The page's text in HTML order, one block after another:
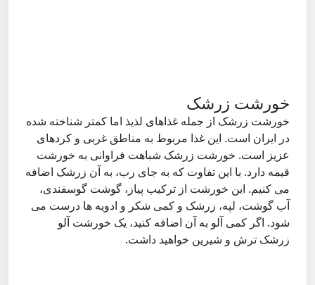
خورشت زرشک
خورشت زرشک از جمله غذاهای لذیذ اما کمتر شناخته شده
در ایران است. این غذا مربوط به مناطق غربی و کردهای
عزیز است. خورشت زرشک شباهت فراوانی به خورشت
قیمه دارد. با این تفاوت که به جای رب، به آن زرشک اضافه
می کنیم. این خورشت از ترکیب پیاز، گوشت گوسفندی،
آب گوشت، لپه، زرشک و کمی شکر و ادویه ها درست می
شود. اگر کمی آلو به آن اضافه کنید، یک خورشت آلو
زرشک ترش و شیرین خواهید داشت.